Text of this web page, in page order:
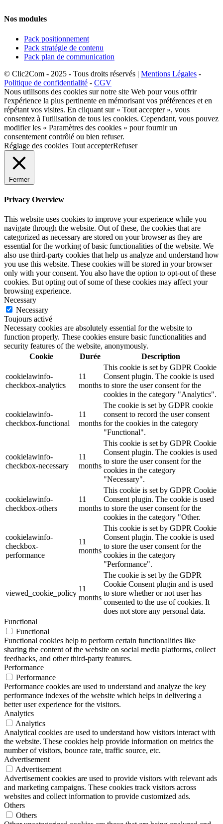
Nos modules
Pack positionnement
Pack stratégie de contenu
Pack plan de communication
© Clic2Com - 2025 - Tous droits réservés | Mentions Légales -
Politique de confidentialité - CGV
Nous utilisons des cookies sur notre site Web pour vous offrir
l'expérience la plus pertinente en mémorisant vos préférences et en
répétant vos visites. En cliquant sur « Tout accepter », vous
consentez à l'utilisation de tous les cookies. Cependant, vous pouvez
modifier les « Paramètres des cookies » pour fournir un
consentement contrôlé ou bien refuser.
Réglage des cookies Tout accepterRefuser
Fermer
Privacy Overview
This website uses cookies to improve your experience while you
navigate through the website. Out of these, the cookies that are
categorized as necessary are stored on your browser as they are
essential for the working of basic functionalities of the website. We
also use third-party cookies that help us analyze and understand how
you use this website. These cookies will be stored in your browser
only with your consent. You also have the option to opt-out of these
cookies. But opting out of some of these cookies may affect your
browsing experience.
Necessary
Necessary
Toujours activé
Necessary cookies are absolutely essential for the website to
function properly. These cookies ensure basic functionalities and
security features of the website, anonymously.
Cookie
Durée Description
cookielawinfo-
checkbox-analytics
11
months
This cookie is set by GDPR Cookie
Consent plugin. The cookie is used
to store the user consent for the
cookies in the category "Analytics".
cookielawinfo-
checkbox-functional
11
months
The cookie is set by GDPR cookie
consent to record the user consent
for the cookies in the category
"Functional".
cookielawinfo-
checkbox-necessary
11
months
This cookie is set by GDPR Cookie
Consent plugin. The cookies is used
to store the user consent for the
cookies in the category
"Necessary".
cookielawinfo-
checkbox-others
11
months
This cookie is set by GDPR Cookie
Consent plugin. The cookie is used
to store the user consent for the
cookies in the category "Other.
cookielawinfo-
checkbox-
performance
11
months
This cookie is set by GDPR Cookie
Consent plugin. The cookie is used
to store the user consent for the
cookies in the category
"Performance".
viewed_cookie_policy
11
months
The cookie is set by the GDPR
Cookie Consent plugin and is used
to store whether or not user has
consented to the use of cookies. It
does not store any personal data.
Functional
Functional
Functional cookies help to perform certain functionalities like
sharing the content of the website on social media platforms, collect
feedbacks, and other third-party features.
Performance
Performance
Performance cookies are used to understand and analyze the key
performance indexes of the website which helps in delivering a
better user experience for the visitors.
Analytics
Analytics
Analytical cookies are used to understand how visitors interact with
the website. These cookies help provide information on metrics the
number of visitors, bounce rate, traffic source, etc.
Advertisement
Advertisement
Advertisement cookies are used to provide visitors with relevant ads
and marketing campaigns. These cookies track visitors across
websites and collect information to provide customized ads.
Others
Others